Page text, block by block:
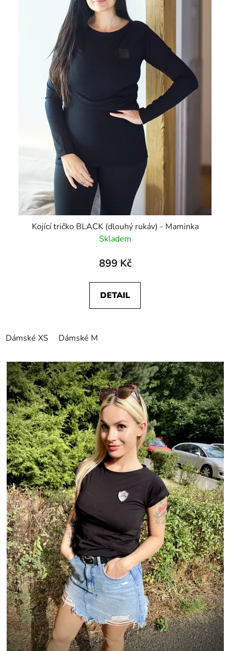
Kojící tričko BLACK (dlouhý rukáv) - Maminka
Skladem
899 Kč
DETAIL
Dámské XS Dámské M